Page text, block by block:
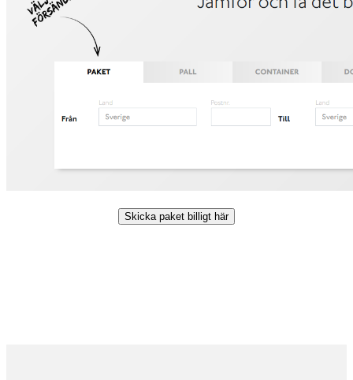
Skicka paket billigt här